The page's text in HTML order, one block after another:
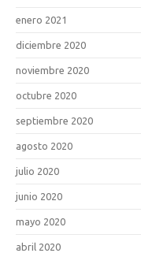
enero 2021
diciembre 2020
noviembre 2020
octubre 2020
septiembre 2020
agosto 2020
julio 2020
junio 2020
mayo 2020
abril 2020